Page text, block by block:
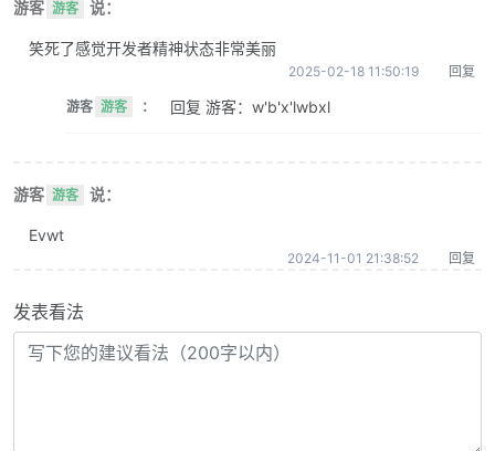
游客 游客 说：
笑死了感觉开发者精神状态非常美丽
2025-02-18 11:50:19 回复
游客 游客 ： 回复 游客：w'b'x'lwbxl
游客 游客 说：
Evwt
2024-11-01 21:38:52 回复
发表看法